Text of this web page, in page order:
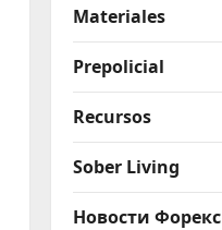
Materiales
Prepolicial
Recursos
Sober Living
Новости Форекс